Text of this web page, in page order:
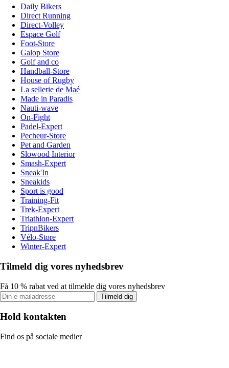
Daily Bikers
Direct Running
Direct-Volley
Espace Golf
Foot-Store
Galop Store
Golf and co
Handball-Store
House of Rugby
La sellerie de Maé
Made in Paradis
Nauti-wave
On-Fight
Padel-Expert
Pecheur-Store
Pet and Garden
Slowood Interior
Smash-Expert
Sneak'In
Sneakids
Sport is good
Training-Fit
Trek-Expert
Triathlon-Expert
TripnBikers
Vélo-Store
Winter-Expert
Tilmeld dig vores nyhedsbrev
Få 10 % rabat ved at tilmelde dig vores nyhedsbrev
Tilmeld dig
Hold kontakten
Find os på sociale medier